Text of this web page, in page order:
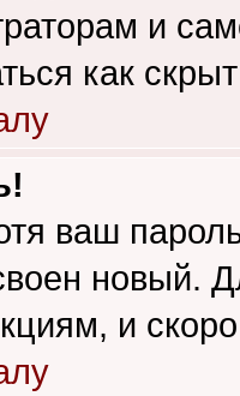
и
как
ваш
новый.
и